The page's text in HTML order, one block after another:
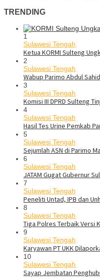
TRENDING
1
Sulawesi Tengah
Ketua KORMI Sulteng
2
Sulawesi Tengah
Wabup Parimo Abdul
3
Sulawesi Tengah
Komisi III DPRD Sulteng
4
Sulawesi Tengah
Hasil Tes Urine Pemkab
5
Sulawesi Tengah
Sejumlah ASN di Parimo
6
Sulawesi Tengah
JATAM Gugat Gubernur
7
Sulawesi Tengah
Peneliti Untad, IPB dan
8
Sulawesi Tengah
Tiga Polres Terbaik Versi
9
Sulawesi Tengah
Karyawan PT UKK
10
Sulawesi Tengah
Sayap Jembatan